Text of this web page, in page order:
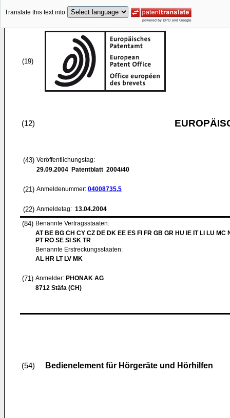
Translate this text into
(19)
(12)
(43) Veröffentlichungstag:
29.09.2004 Patentblatt 2004/40
(21) Anmeldenummer: 04008735.5
(22) Anmeldetag: 13.04.2004
(84) Benannte Vertragsstaaten:
AT BE BG CH CY CZ DE DK EE ES FI FR GB GR HU IE IT LI LU MC
PT RO SE SI SK TR
Benannte Erstreckungsstaaten:
AL HR LT LV MK
(71) Anmelder: PHONAK AG
8712 Stäfa (CH)
(54) Bedienelement für Hörgeräte und Hörhilfen